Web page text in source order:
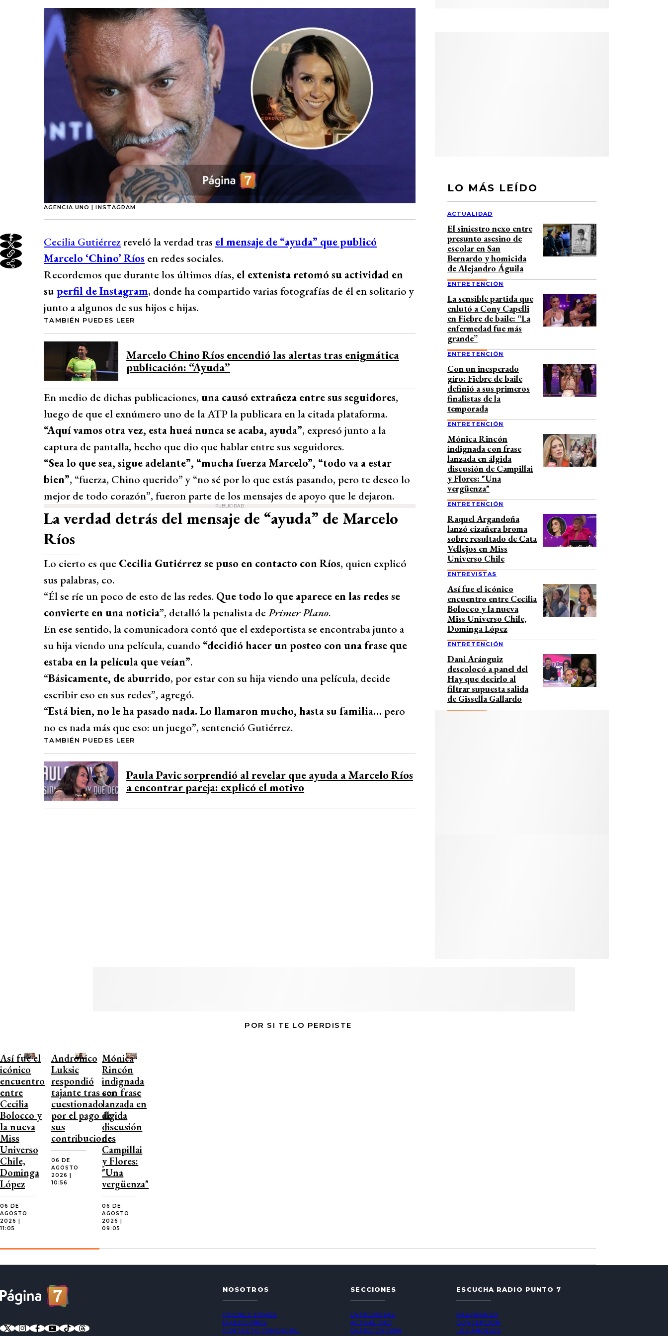
AGENCIA UNO | INSTAGRAM
Cecilia Gutiérrezreveló la verdad tras el mensaje de “ayuda” que publicó
Marcelo ‘Chino’ Ríos en redes sociales.
Recordemos que durante los últimos días, el extenista retomó su actividad en
superfil de Instagram, donde ha compartido varias fotografías de él en solitario y
junto a algunos de sus hijos e hijas.
TAMBIÉN PUEDES LEER
Marcelo Chino Ríos encendió las alertas tras enigmática
publicación: “Ayuda”
En medio de dichas publicaciones, una causó extrañeza entre sus seguidores,
luego de que el exnúmero uno de la ATP la publicara en la citada plataforma.
“Aquí vamos otra vez, esta hueá nunca se acaba, ayuda”, expresó junto a la
captura de pantalla, hecho que dio que hablar entre sus seguidores.
“Sea lo que sea, sigue adelante”, “mucha fuerza Marcelo”, “todo va a estar
bien”, “fuerza, Chino querido” y “no sé por lo que estás pasando, pero te deseo lo
mejor de todo corazón”, fueron parte de los mensajes de apoyo que le dejaron.
PUBLICIDAD
La verdad detrás del mensaje de “ayuda” de Marcelo
Ríos
Lo cierto es que Cecilia Gutiérrez se puso en contacto con Ríos, quien explicó
sus palabras, co.
“Él se ríe un poco de esto de las redes. Que todo lo que aparece en las redes se
convierte en una noticia”, detalló la penalista de Primer Plano.
En ese sentido, la comunicadora contó que el exdeportista se encontraba junto a
su hija viendo una película, cuando “decidió hacer un posteo con una frase que
estaba en la película que veían”.
“Básicamente, de aburrido, por estar con su hija viendo una película, decide
escribir eso en sus redes”, agregó.
“Está bien, no le ha pasado nada. Lo llamaron mucho, hasta su familia… pero
no es nada más que eso: un juego”, sentenció Gutiérrez.
TAMBIÉN PUEDES LEER
Paula Pavic sorprendió al revelar que ayuda a Marcelo Ríos
a encontrar pareja: explicó el motivo
LO MÁS LEÍDO
ACTUALIDAD
El siniestro nexo entre
presunto asesino de
escolar en San
Bernardo y homicida
de Alejandro Águila
ENTRETENCIÓN
La sensible partida que
enlutó a Cony Capelli
en Fiebre de baile: “La
enfermedad fue más
grande”
ENTRETENCIÓN
Con un inesperado
giro: Fiebre de baile
definió a sus primeros
finalistas de la
temporada
ENTRETENCIÓN
Mónica Rincón
indignada con frase
lanzada en álgida
discusión de Campillai
y Flores: "Una
vergüenza"
ENTRETENCIÓN
Raquel Argandoña
lanzó cizañera broma
sobre resultado de Cata
Vellejos en Miss
Universo Chile
ENTREVISTAS
Así fue el icónico
encuentro entre Cecilia
Bolocco y la nueva
Miss Universo Chile,
Dominga López
ENTRETENCIÓN
Dani Aránguiz
descolocó a panel del
Hay que decirlo al
filtrar supuesta salida
de Gissella Gallardo
POR SI TE LO PERDISTE
Así fue el
icónico
encuentro
entre
Cecilia
Bolocco y
la nueva
Miss
Universo
Chile,
Dominga
López
06 DE
AGOSTO
2026 |
11:05
Andrónico
Luksic
respondió
tajante tras ser
cuestionado
por el pago de
sus
contribuciones
06 DE
AGOSTO
2026 |
10:56
Mónica
Rincón
indignada
con frase
lanzada en
álgida
discusión
de
Campillai
y Flores:
"Una
vergüenza"
06 DE
AGOSTO
2026 |
09:05
NOSOTROS
QUIÉNES SOMOS
DIRECCIONES
CONTACTO COMERCIAL
SECCIONES
ENTREVISTAS
ACTUALIDAD
ENTRETENCIÓN
ESCUCHA RADIO PUNTO 7
VALPARAÍSO
CONCEPCIÓN
LOS ÁNGELES